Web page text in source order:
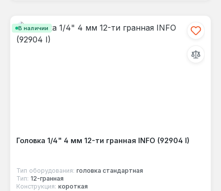
В наличии
Головка 1/4" 4 мм 12-ти гранная INFO (92904 I)
Тип оборудования: головка стандартная
Тип: 12-гранная
Конструкция: короткая